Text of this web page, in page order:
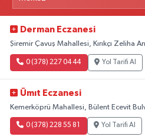
Derman Eczanesi
Şiremir Çavuş Mahallesi, Kırıkçı Zeliha
0 (378) 227 04 44 Yol Tarifi Al
Ümıt Eczanesi
Kemerköprü Mahallesi, Bülent Ecevit
0 (378) 228 55 81 Yol Tarifi Al